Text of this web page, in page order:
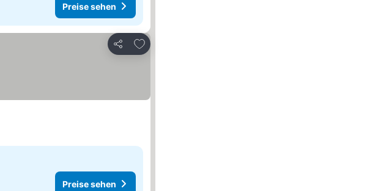
Preise sehen
Teilen
Zu Favoriten hinzufügen
Preise sehen